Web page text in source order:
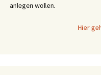
anlegen wollen.
Hier